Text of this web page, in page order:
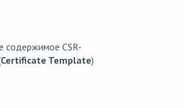
содержимое CSR-
Certificate Template)